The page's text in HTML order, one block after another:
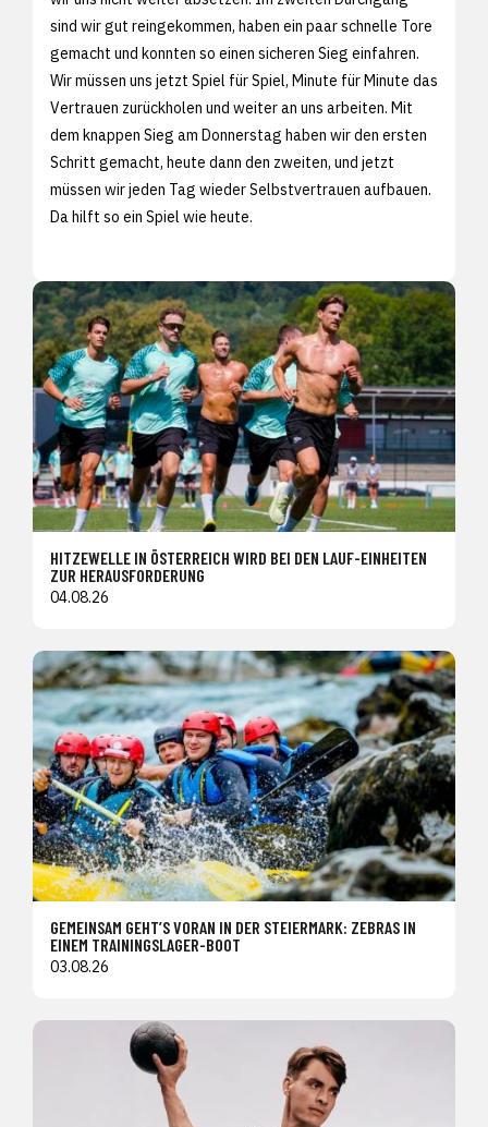
sind wir gut reingekommen, haben ein paar schnelle Tore
gemacht und konnten so einen sicheren Sieg einfahren.
Wir müssen uns jetzt Spiel für Spiel, Minute für Minute das
Vertrauen zurückholen und weiter an uns arbeiten. Mit
dem knappen Sieg am Donnerstag haben wir den ersten
Schritt gemacht, heute dann den zweiten, und jetzt
müssen wir jeden Tag wieder Selbstvertrauen aufbauen.
Da hilft so ein Spiel wie heute.
HITZEWELLE IN ÖSTERREICH WIRD BEI DEN LAUF-EINHEITEN
ZUR HERAUSFORDERUNG
04.08.26
GEMEINSAM GEHT’S VORAN IN DER STEIERMARK: ZEBRAS IN
EINEM TRAININGSLAGER-BOOT
03.08.26